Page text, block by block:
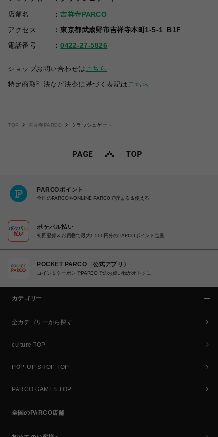
店舗名
吉祥寺PARCO
アクセス
東京都武蔵野市吉祥寺本町1-5-1_B1F
電話番号
0422-27-5826
ショップお問い合わせは こちら
特定商取引法など法令に基づく表記は こちら
TOP 吉祥寺PARCO クラッシュゲート
PARCOポイント
全国のPARCOやONLINE PARCOで貯まる＆使える
ポケパル払い
初回登録＆お買物で最大1,500円分のPARCOポイント進呈
POCKET PARCO（公式アプリ）
コイン＆クーポンでPARCOでのお買い物がオトクに
カテゴリー
全カテゴリーから探す
culture TOP
POP-UP SHOP TOP
PARCO GAMES TOP
全国のPARCO店舗